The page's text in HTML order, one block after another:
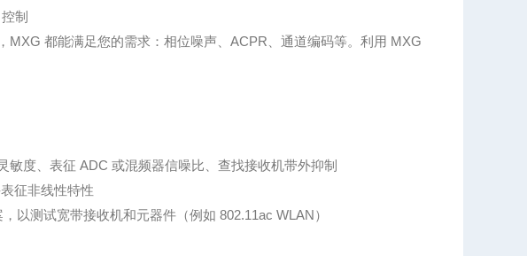
制
MXG 都能满足您的需求：相位噪声、ACPR、通道编码等。利用 MXG
度、表征 ADC 或混频器信噪比、查找接收机带外抑制
征非线性特性
以测试宽带接收机和元器件（例如 802.11ac WLAN）